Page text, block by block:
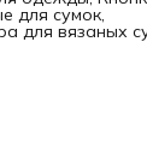
максимально
кнопок
Такая
для сумок,
для вязаных